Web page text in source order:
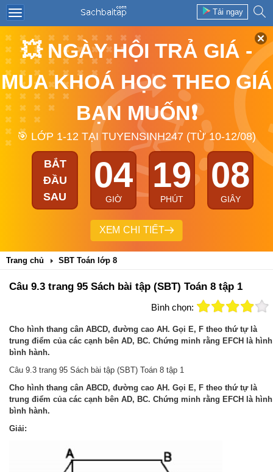
Tải ngay
💥 NGÀY HỘI TRẢ GIÁ -
MUA KHOÁ HỌC THEO GIÁ
BẠN MUỐN❗
🎯 LỚP 1-12 TẠI TUYENSINH247 (TỪ 10-12/08)
BẮT
ĐẦU
SAU
04
GIỜ
19
PHÚT
08
GIÂY
XEM CHI TIẾT
Trang chủ SBT Toán lớp 8
Câu 9.3 trang 95 Sách bài tập (SBT) Toán 8 tập 1
Bình chọn:
Cho hình thang cân ABCD, đường cao AH. Gọi E, F theo thứ tự là
trung điểm của các cạnh bên AD, BC. Chứng minh rằng EFCH là hình
bình hành.
Câu 9.3 trang 95 Sách bài tập (SBT) Toán 8 tập 1
Cho hình thang cân ABCD, đường cao AH. Gọi E, F theo thứ tự là
trung điểm của các cạnh bên AD, BC. Chứng minh rằng EFCH là hình
bình hành.
Giải: